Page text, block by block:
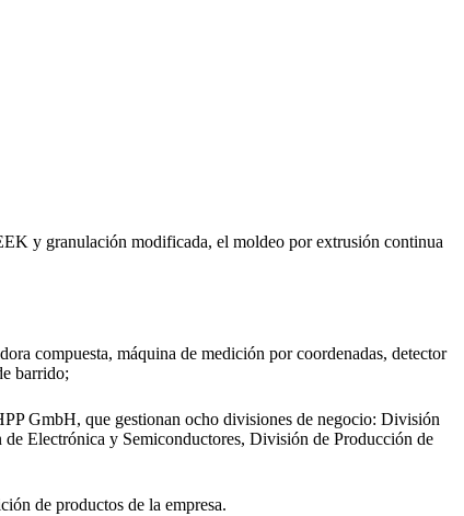
y granulación modificada, el moldeo por extrusión continua
compuesta, máquina de medición por coordenadas, detector
barrido;
GmbH, que gestionan ocho divisiones de negocio: División
Electrónica y Semiconductores, División de Producción de
de productos de la empresa.